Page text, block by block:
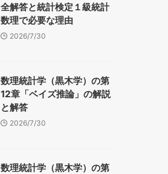
全解答と統計検定１級統計
数理で必要な理由
2026/7/30
数理統計学（黒木学）の第
12章「ベイズ推論」の解説
と解答
2026/7/30
数理統計学（黒木学）の第